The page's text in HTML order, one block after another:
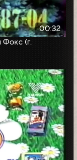
00:32
(г.